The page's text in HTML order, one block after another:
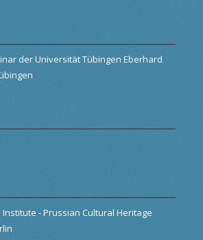
der Universität Tübingen Eberhard
- Prussian Cultural Heritage